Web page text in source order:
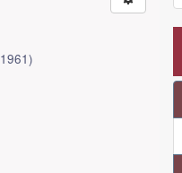
1961)